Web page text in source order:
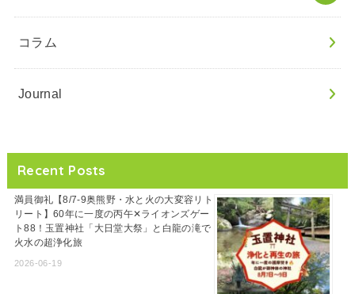
コラム
Journal
Recent Posts
満員御礼【8/7-9奥熊野・水と火の大変容リト
リート】60年に一度の丙午✕ライオンズゲー
ト88！玉置神社「大日堂大祭」と白龍の滝で
火水の超浄化旅
2026-06-19